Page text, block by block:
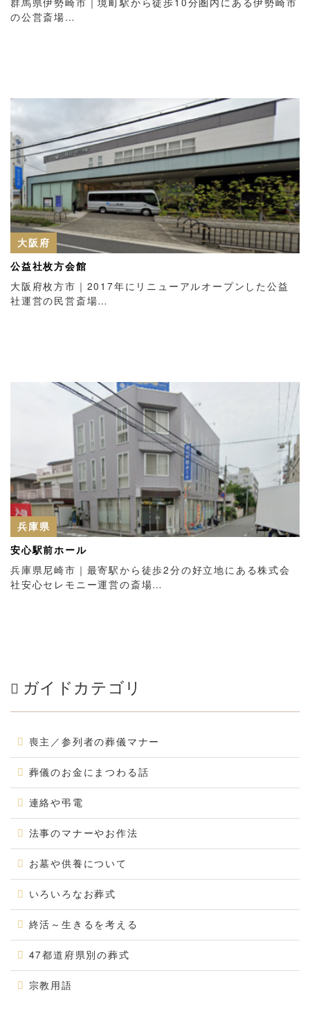
の公営斎場…
大阪府
公益社枚方会館
大阪府枚方市｜2017年にリニューアルオープンした公益
社運営の民営斎場…
兵庫県
安心駅前ホール
兵庫県尼崎市｜最寄駅から徒歩2分の好立地にある株式会
社安心セレモニー運営の斎場…
ガイドカテゴリ
喪主／参列者の葬儀マナー
葬儀のお金にまつわる話
連絡や弔電
法事のマナーやお作法
お墓や供養について
いろいろなお葬式
終活～生きるを考える
47都道府県別の葬式
宗教用語